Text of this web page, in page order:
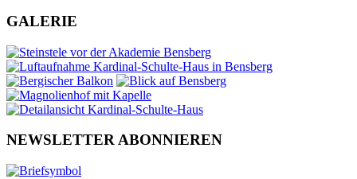
GALERIE
NEWSLETTER ABONNIEREN